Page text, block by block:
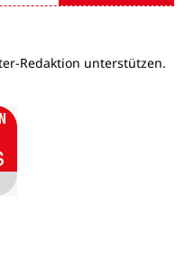
Redaktion unterstützen.